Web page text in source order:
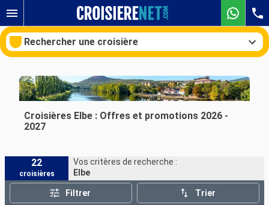
Rechercher une croisière
Ports Compagnies
Croisières Elbe : Offres et promotions 2026 -
2027
22
croisières
Vos critères de recherche :
Elbe
Filtrer Trier